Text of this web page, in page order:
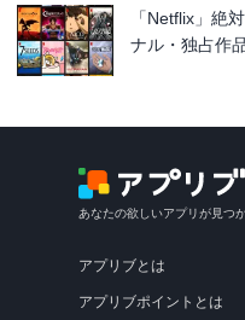
「Netflix」絶
ナル・独占作
あなたの欲しいアプリが見つ
アプリブとは
アプリブポイントとは